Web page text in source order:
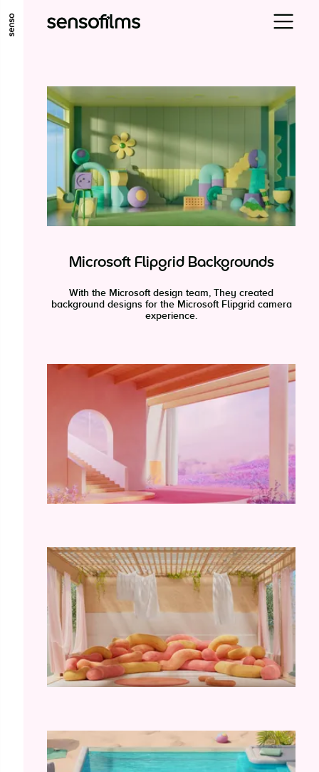
ALLER AU CONTENU PRINCIPAL
Microsoft Flipgrid Backgrounds
With the Microsoft design team, They created
background designs for the Microsoft Flipgrid camera
experience.